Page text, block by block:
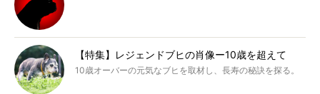
【特集】レジェンドブヒの肖像ー10歳を超えて
10歳オーバーの元気なブヒを取材し、長寿の秘訣を探る。